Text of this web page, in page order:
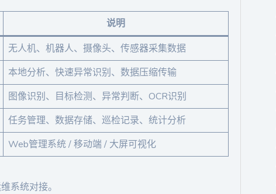
说明
无人机、机器人、摄像头、传感器采集数据
本地分析、快速异常识别、数据压缩传输
图像识别、目标检测、异常判断、OCR识别
任务管理、数据存储、巡检记录、统计分析
Web管理系统 / 移动端 / 大屏可视化
系统对接。